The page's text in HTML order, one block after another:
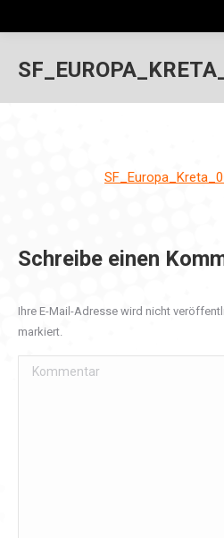
Schreibe einen
Ihre E-Mail-Adresse wird nicht
markiert.
Kommentar